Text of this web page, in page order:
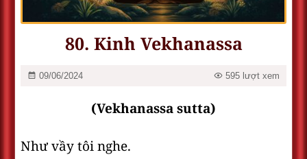
80. Kinh Vekhanassa
09/06/2024 595 lượt xem
(Vekhanassa sutta)
Như vầy tôi nghe.